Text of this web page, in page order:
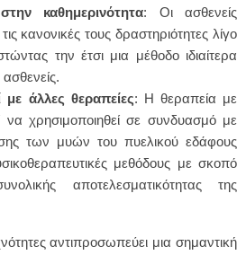
καθημερινότητα: Οι ασθενείς
κανονικές τους δραστηριότητες λίγο
την έτσι μια μέθοδο ιδιαίτερα
άλλες θεραπείες: Η θεραπεία με
να χρησιμοποιηθεί σε συνδυασμό με
των μυών του πυελικού εδάφους
μεθόδους με σκοπό
αποτελεσματικότητας της
αντιπροσωπεύει μια σημαντική